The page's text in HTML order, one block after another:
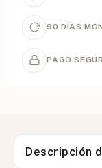
90 DÍAS
PAGO
Descripción